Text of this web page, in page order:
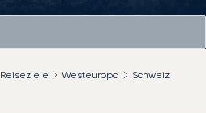
Reiseziele Westeuropa Schweiz